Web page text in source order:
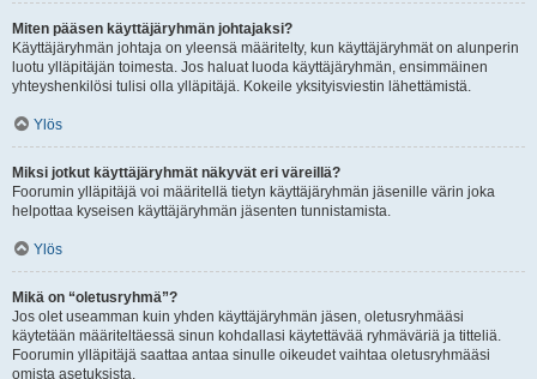
Miten pääsen käyttäjäryhmän johtajaksi?
Käyttäjäryhmän johtaja on yleensä määritelty, kun käyttäjäryhmät on alunperin
luotu ylläpitäjän toimesta. Jos haluat luoda käyttäjäryhmän, ensimmäinen
yhteyshenkilösi tulisi olla ylläpitäjä. Kokeile yksityisviestin lähettämistä.
Ylös
Miksi jotkut käyttäjäryhmät näkyvät eri väreillä?
Foorumin ylläpitäjä voi määritellä tietyn käyttäjäryhmän jäsenille värin joka
helpottaa kyseisen käyttäjäryhmän jäsenten tunnistamista.
Ylös
Mikä on “oletusryhmä”?
Jos olet useamman kuin yhden käyttäjäryhmän jäsen, oletusryhmääsi
käytetään määriteltäessä sinun kohdallasi käytettävää ryhmäväriä ja titteliä.
Foorumin ylläpitäjä saattaa antaa sinulle oikeudet vaihtaa oletusryhmääsi
omista asetuksista.